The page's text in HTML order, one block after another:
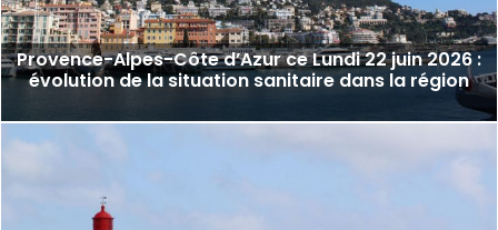
Provence-Alpes-Côte d’Azur ce Lundi 22 juin 2026 :
évolution de la situation sanitaire dans la région